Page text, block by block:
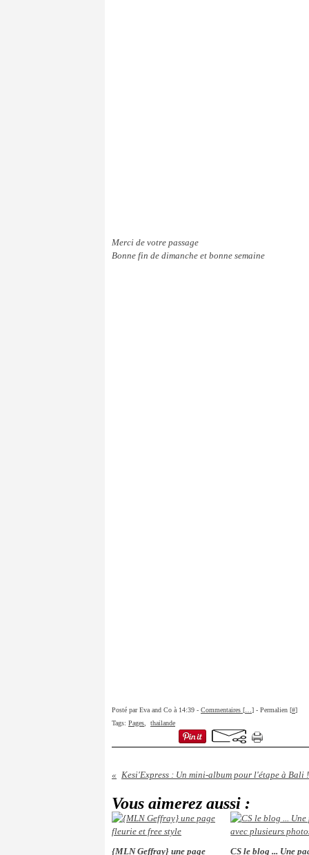
Merci de votre passage
Bonne fin de dimanche et bonne semaine
Posté par Eva and Co à 14:39 - Commentaires [ ] - Permalien [#]
Tags: Pages thailande
Kesi'Express : Un mini-album pour l'étape à Bali
Vous aimerez aussi :
{MLN Geffray} une page CS le blog ... Une